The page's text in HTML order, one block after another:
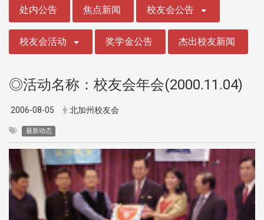
处内公告 焦点新闻 校友会公告
校友会活动 奖学金公告 杰出校友新闻
◎活动名称：校友会年会(2000.11.04)
2006-08-05 北加州校友会
最新动态